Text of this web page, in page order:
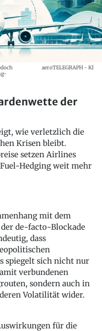
aeroTELEGRAPH - KI
der
wie verletzlich die
Krisen bleibt.
setzen Airlines
Hedging weit mehr
mit dem
de-facto-Blockade
dass
spiegelt sich nicht nur
verbundenen
sondern auch in
Volatilität wider.
für die